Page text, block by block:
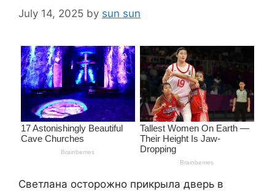
July 14, 2025 by sun sun
Светлана осторожно прикрыла дверь в